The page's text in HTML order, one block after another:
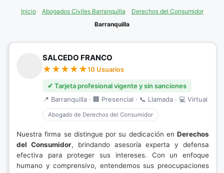
Inicio Abogados Civiles Barranquilla
Derechos del Consumidor
Barranquilla
SALCEDO FRANCO
10 Usuarios
✔ Tarjeta profesional vigente y sin sanciones
📍 Barranquilla · 🏢 Presencial · 📞 Llamada · 💻 Virtual
Abogado de Derechos del Consumidor
Nuestra firma se distingue por su dedicación en Derechos
del Consumidor, brindando asesoría experta y defensa
efectiva para proteger sus intereses. Con un enfoque
humano y comprensivo, entendemos sus preocupaciones